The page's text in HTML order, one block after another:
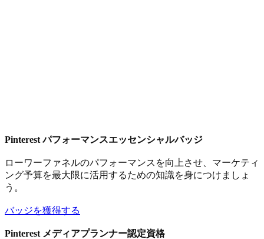
Pinterest パフォーマンスエッセンシャルバッジ
ローワーファネルのパフォーマンスを向上させ、マーケティ
ング予算を最大限に活用するための知識を身につけましょ
う。
バッジを獲得する
Pinterest メディアプランナー認定資格